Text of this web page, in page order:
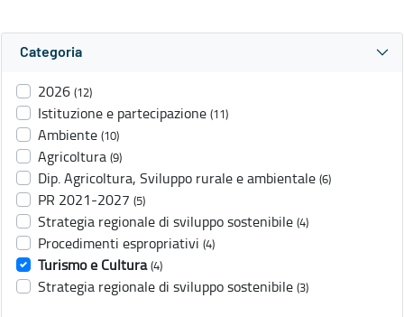
Categoria
2026 (12)
Istituzione e partecipazione (11)
Ambiente (10)
Agricoltura (9)
Dip. Agricoltura, Sviluppo rurale e ambientale (6)
PR 2021-2027 (5)
Strategia regionale di sviluppo sostenibile (4)
Procedimenti espropriativi (4)
Turismo e Cultura (4)
Strategia regionale di sviluppo sostenibile (3)